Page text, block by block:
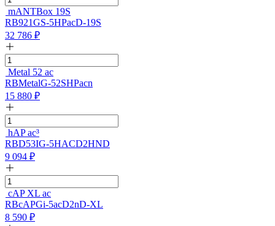
mANTBox 19S
RB921GS-5HPacD-19S
32 786 ₽
Metal 52 ac
RBMetalG-52SHPacn
15 880 ₽
hAP ac³
RBD53IG-5HACD2HND
9 094 ₽
cAP XL ac
RBcAPGi-5acD2nD-XL
8 590 ₽